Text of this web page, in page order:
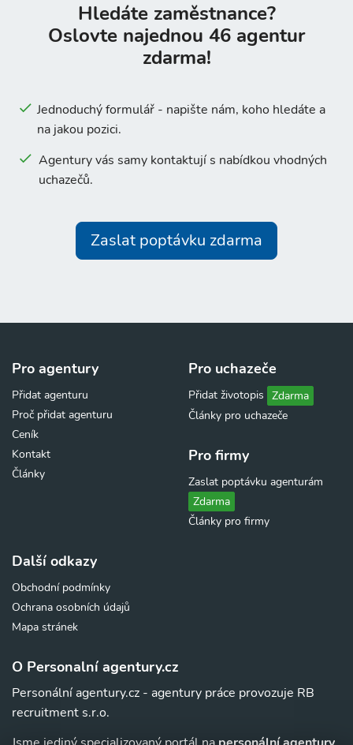
Hledáte zaměstnance?
Oslovte najednou 46 agentur
zdarma!
Jednoduchý formulář - napište nám, koho hledáte a
na jakou pozici.
Agentury vás samy kontaktují s nabídkou vhodných
uchazečů.
Zaslat poptávku zdarma
Pro agentury
Přidat agenturu
Proč přidat agenturu
Ceník
Kontakt
Články
Pro uchazeče
Přidat životopis Zdarma
Články pro uchazeče
Pro firmy
Zaslat poptávku agenturám
Zdarma
Články pro firmy
Další odkazy
Obchodní podmínky
Ochrana osobních údajů
Mapa stránek
O Personalní agentury.cz
Personální agentury.cz - agentury práce provozuje RB
recruitment s.r.o.